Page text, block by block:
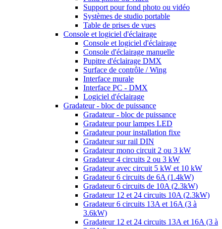
Support pour fond photo ou vidéo
Systèmes de studio portable
Table de prises de vues
Console et logiciel d'éclairage
Console et logiciel d'éclairage
Console d'éclairage manuelle
Pupitre d'éclairage DMX
Surface de contrôle / Wing
Interface murale
Interface PC - DMX
Logiciel d'éclairage
Gradateur - bloc de puissance
Gradateur - bloc de puissance
Gradateur pour lampes LED
Gradateur pour installation fixe
Gradateur sur rail DIN
Gradateur mono circuit 2 ou 3 kW
Gradateur 4 circuits 2 ou 3 kW
Gradateur avec circuit 5 kW et 10 kW
Gradateur 6 circuits de 6A (1.4kW)
Gradateur 6 circuits de 10A (2.3kW)
Gradateur 12 et 24 circuits 10A (2.3kW)
Gradateur 6 circuits 13A et 16A (3 à
3.6kW)
Gradateur 12 et 24 circuits 13A et 16A (3 à